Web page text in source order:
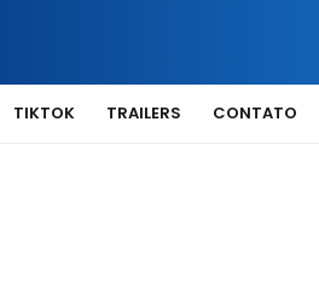
TIKTOK TRAILERS CONTATO